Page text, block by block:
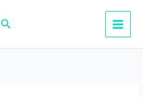
Buscar